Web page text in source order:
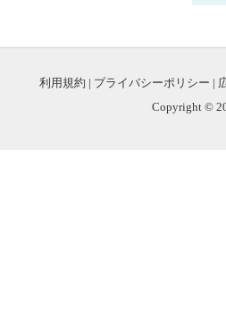
利用規約 | プライバシーポリシー |
Copyright ©